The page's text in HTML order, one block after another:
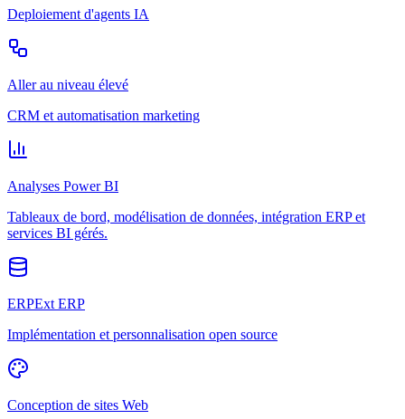
Deploiement d'agents IA
Aller au niveau élevé
CRM et automatisation marketing
Analyses Power BI
Tableaux de bord, modélisation de données, intégration ERP et
services BI gérés.
ERPExt ERP
Implémentation et personnalisation open source
Conception de sites Web